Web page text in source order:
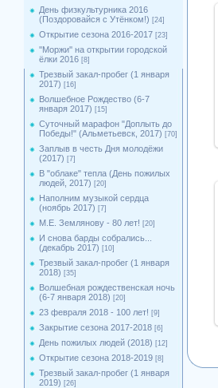
День физкультурника 2016
(Поздоровайся с Утёнком!) [24]
Открытие сезона 2016-2017 [23]
''Моржи'' на открытии городской
ёлки 2016 [8]
Трезвый закал-пробег (1 января
2017) [16]
Волшебное Рождество (6-7
января 2017) [15]
Суточный марафон "Доплыть до
Победы!" (Альметьевск, 2017) [70]
Заплыв в честь Дня молодёжи
(2017) [7]
В "облаке" тепла (День пожилых
людей, 2017) [20]
Наполним музыкой сердца
(ноябрь 2017) [7]
М.Е. Землянову - 80 лет! [20]
И снова барды собрались...
(декабрь 2017) [10]
Трезвый закал-пробег (1 января
2018) [35]
Волшебная рождественская ночь
(6-7 января 2018) [20]
23 февраля 2018 - 100 лет! [9]
Закрытие сезона 2017-2018 [6]
День пожилых людей (2018) [12]
Открытие сезона 2018-2019 [8]
Трезвый закал-пробег (1 января
2019) [26]